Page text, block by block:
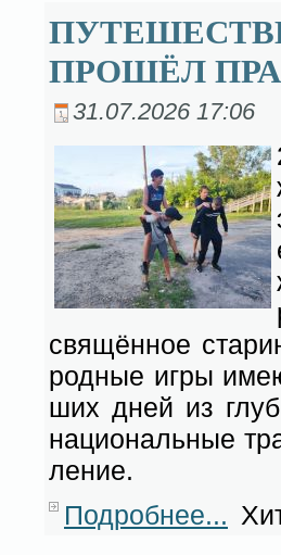
ПРОШЁЛ
31.07.2026 17:06
свя­щён­ное
род­ные иг­ры
ших дней из
на­цио­наль­ные
ле­ние.
Подробнее...